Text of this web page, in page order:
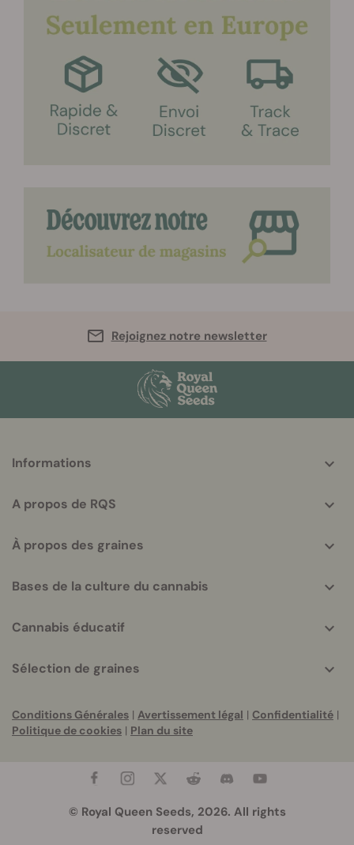
Rejoignez notre newsletter
helpful
Informations
A propos de RQS
À propos des graines
Bases de la culture du cannabis
Cannabis éducatif
Sélection de graines
Conditions Générales | Avertissement légal | Confidentialité |
Politique de cookies | Plan du site
© Royal Queen Seeds, 2026. All rights
reserved